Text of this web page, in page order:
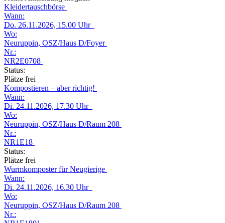
Kleidertauschbörse
Wann:
Do. 26.11.2026, 15.00 Uhr
Wo:
Neuruppin, OSZ/Haus D/Foyer
Nr.:
NR2E0708
Status:
Plätze frei
Kompostieren – aber richtig!
Wann:
Di. 24.11.2026, 17.30 Uhr
Wo:
Neuruppin, OSZ/Haus D/Raum 208
Nr.:
NR1E18
Status:
Plätze frei
Wurmkomposter für Neugierige
Wann:
Di. 24.11.2026, 16.30 Uhr
Wo:
Neuruppin, OSZ/Haus D/Raum 208
Nr.: